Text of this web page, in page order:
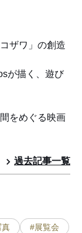
ザワ」の創造
が描く、遊び
をめぐる映画
過去記事一覧
真
#展覧会